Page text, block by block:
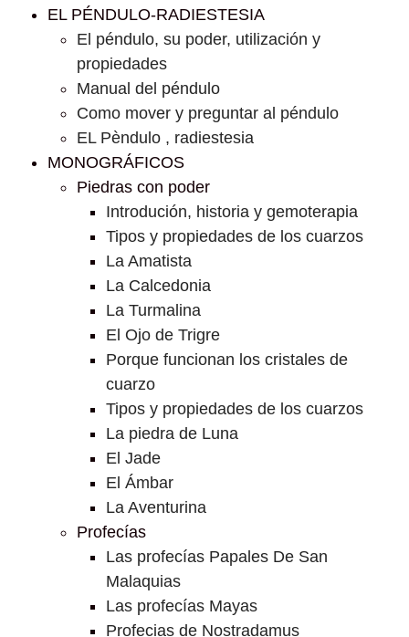
EL PÉNDULO-RADIESTESIA
El péndulo, su poder, utilización y
propiedades
Manual del péndulo
Como mover y preguntar al péndulo
EL Pèndulo , radiestesia
MONOGRÁFICOS
Piedras con poder
Introdución, historia y gemoterapia
Tipos y propiedades de los cuarzos
La Amatista
La Calcedonia
La Turmalina
El Ojo de Trigre
Porque funcionan los cristales de
cuarzo
Tipos y propiedades de los cuarzos
La piedra de Luna
El Jade
El Ámbar
La Aventurina
Profecías
Las profecías Papales De San
Malaquias
Las profecías Mayas
Profecias de Nostradamus